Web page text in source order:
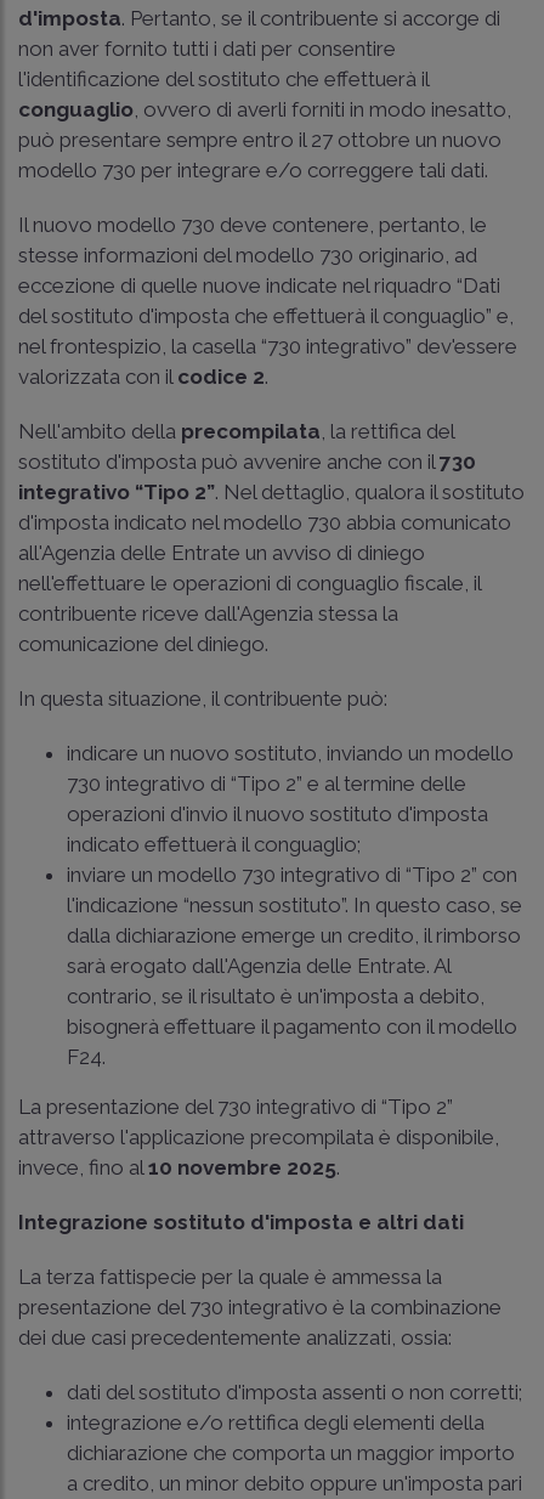
d'imposta. Pertanto, se il contribuente si accorge di
non aver fornito tutti i dati per consentire
l'identificazione del sostituto che effettuerà il
conguaglio , ovvero di averli forniti in modo inesatto,
può presentare sempre entro il 27 ottobre un nuovo
modello 730 per integrare e/o correggere tali dati.
Il nuovo modello 730 deve contenere, pertanto, le
stesse informazioni del modello 730 originario, ad
eccezione di quelle nuove indicate nel riquadro “Dati
del sostituto d'imposta che effettuerà il conguaglio” e,
nel frontespizio, la casella “730 integrativo” dev'essere
valorizzata con il codice 2.
Nell'ambito della precompilata , la rettifica del
sostituto d'imposta può avvenire anche con il 730
integrativo “Tipo 2”. Nel dettaglio, qualora il sostituto
d'imposta indicato nel modello 730 abbia comunicato
all'Agenzia delle Entrate un avviso di diniego
nell'effettuare le operazioni di conguaglio fiscale, il
contribuente riceve dall'Agenzia stessa la
comunicazione del diniego.
In questa situazione, il contribuente può:
indicare un nuovo sostituto, inviando un modello
730 integrativo di “Tipo 2” e al termine delle
operazioni d'invio il nuovo sostituto d'imposta
indicato effettuerà il conguaglio;
inviare un modello 730 integrativo di “Tipo 2” con
l'indicazione “nessun sostituto”. In questo caso, se
dalla dichiarazione emerge un credito, il rimborso
sarà erogato dall'Agenzia delle Entrate. Al
contrario, se il risultato è un'imposta a debito,
bisognerà effettuare il pagamento con il modello
F24.
La presentazione del 730 integrativo di “Tipo 2”
attraverso l'applicazione precompilata è disponibile,
invece, fino al 10 novembre 2025.
Integrazione sostituto d'imposta e altri dati
La terza fattispecie per la quale è ammessa la
presentazione del 730 integrativo è la combinazione
dei due casi precedentemente analizzati, ossia:
dati del sostituto d'imposta assenti o non corretti;
integrazione e/o rettifica degli elementi della
dichiarazione che comporta un maggior importo
a credito, un minor debito oppure un'imposta pari